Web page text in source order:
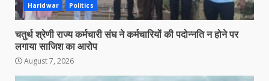
Haridwar Politics
चतुर्थ श्रेणी राज्य कर्मचारी संघ ने कर्मचारियों की पदोन्नति न होने पर
लगाया साजिश का आरोप
August 7, 2026